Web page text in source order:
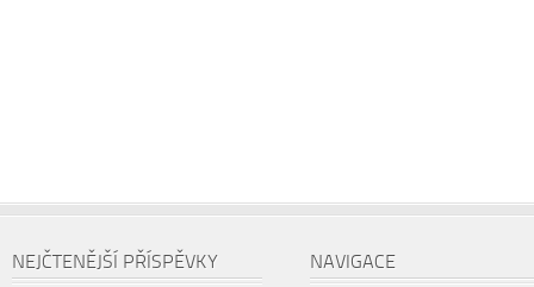
NEJČTENĚJŠÍ PŘÍSPĚVKY NAVIGACE